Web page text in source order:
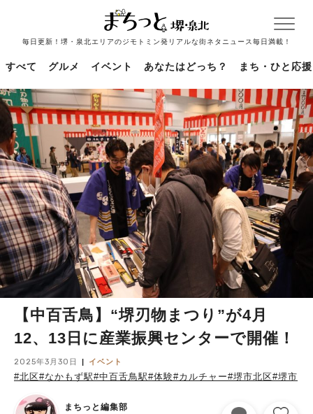
毎日更新！堺・泉北エリアのジモトミン発リアルな街ネタニュース毎日満載！
すべて グルメ イベント あなたはどっち？ まち・ひと応援
【中百舌鳥】“堺刃物まつり”が4月
12、13日に産業振興センターで開催！
2025年3月30日 イベント
#北区#なかもず駅#中百舌鳥駅#体験#カルチャー#堺市北区#堺市
まちっと編集部